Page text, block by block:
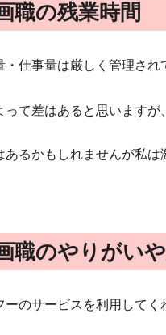
職の残業時間
・仕事量は厳しく管理され
って差はあると思います
るかもしれませんが私は
職のやりがい
ーのサービスを利用してく